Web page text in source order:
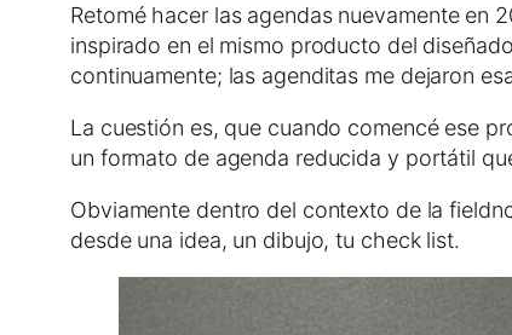
Retomé hacer las agendas nuevamente
inspirado en el mismo producto del
continuamente; las agenditas me dejaron
La cuestión es, que cuando comencé ese
un formato de agenda reducida y portátil
Obviamente dentro del contexto de la
desde una idea, un dibujo, tu check list.